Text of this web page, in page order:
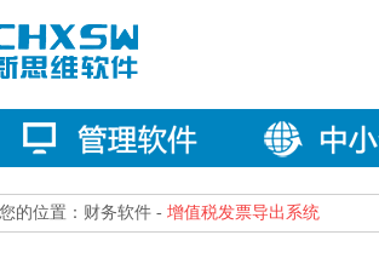
的位置：财务软件 - 增值税发票导出系统